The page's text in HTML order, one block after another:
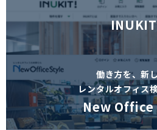
働き方を、新
レンタルオフィス
New